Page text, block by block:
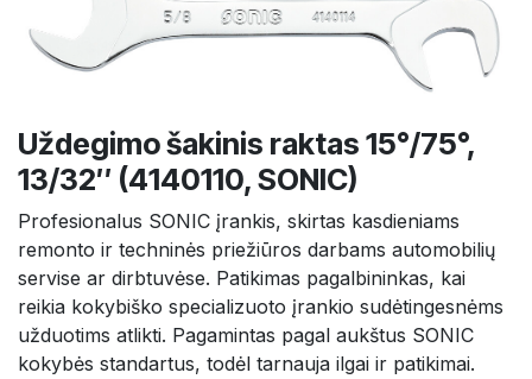
Uždegimo šakinis raktas 15°/75°,
13/32″ (4140110, SONIC)
Profesionalus SONIC įrankis, skirtas kasdieniams
remonto ir techninės priežiūros darbams automobilių
servise ar dirbtuvėse. Patikimas pagalbininkas, kai
reikia kokybiško specializuoto įrankio sudėtingesnėms
užduotims atlikti. Pagamintas pagal aukštus SONIC
kokybės standartus, todėl tarnauja ilgai ir patikimai.